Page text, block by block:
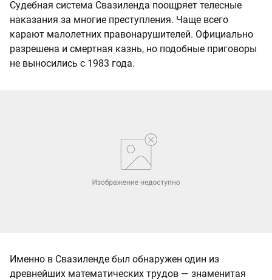
Судебная система Свазиленда поощряет телесные
наказания за многие преступления. Чаще всего
карают малолетних правонарушителей. Официально
разрешена и смертная казнь, но подобные приговоры
не выносились с 1983 года.
Именно в Свазиленде был обнаружен один из
древнейших математических трудов — знаменитая